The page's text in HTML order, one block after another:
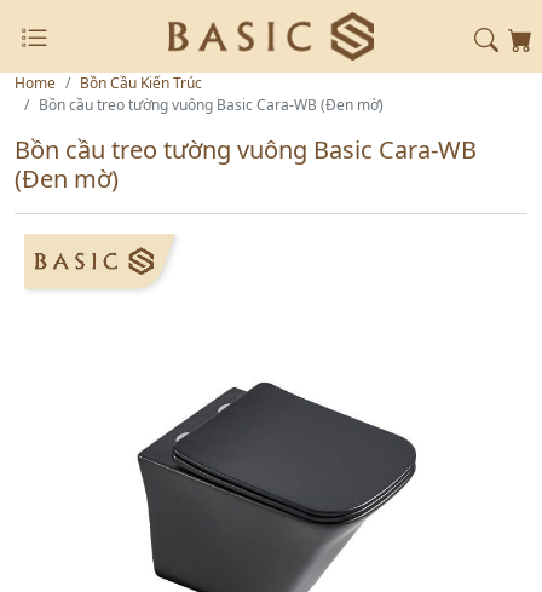
Home
Bồn Cầu Kiến Trúc
Bồn cầu treo tường vuông Basic Cara-WB (Đen mờ)
Bồn cầu treo tường vuông Basic Cara-WB
(Đen mờ)